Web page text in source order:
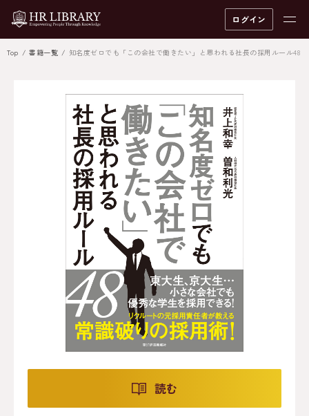
ログイン
Top 書籍一覧 知名度ゼロでも「この会社で働きたい」と思われる社長の採用ルール48
読む